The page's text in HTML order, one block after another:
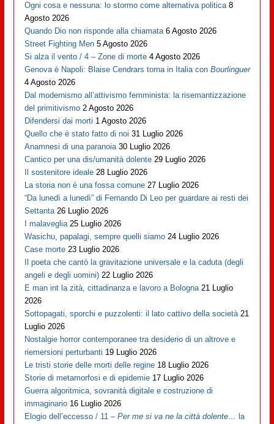
Ogni cosa e nessuna: lo stormo come alternativa politica 8
Agosto 2026
Quando Dio non risponde alla chiamata 6 Agosto 2026
Street Fighting Men 5 Agosto 2026
Si alza il vento / 4 – Zone di morte 4 Agosto 2026
Genova è Napoli: Blaise Cendrars torna in Italia conBourlinguer
4 Agosto 2026
Dal modernismo all’attivismo femminista: la risemantizzazione
del primitivismo 2 Agosto 2026
Difendersi dai morti 1 Agosto 2026
Quello che è stato fatto di noi 31 Luglio 2026
Anamnesi di una paranoia 30 Luglio 2026
Cantico per una dis/umanità dolente 29 Luglio 2026
Il sostenitore ideale 28 Luglio 2026
La storia non è una fossa comune 27 Luglio 2026
“Da lunedì a lunedì” di Fernando Di Leo per guardare ai resti dei
Settanta 26 Luglio 2026
I malaveglia 25 Luglio 2026
Wasichu, papalagi, sempre quelli siamo 24 Luglio 2026
Case morte 23 Luglio 2026
Il poeta che cantò la gravitazione universale e la caduta (degli
angeli e degli uomini) 22 Luglio 2026
E man int la zità, cittadinanza e lavoro a Bologna 21 Luglio
2026
Sottopagati, sporchi e puzzolenti: il lato cattivo della società 21
Luglio 2026
Nostalgie horror contemporanee tra desiderio di un altrove e
riemersioni perturbanti 19 Luglio 2026
Le tristi storie delle morti delle regine 18 Luglio 2026
Storie di metamorfosi e di epidemie 17 Luglio 2026
Guerra algoritmica, sovranità digitale e costruzione di
immaginario 16 Luglio 2026
Elogio dell’eccesso / 11 –Per me si va ne la città dolente… la